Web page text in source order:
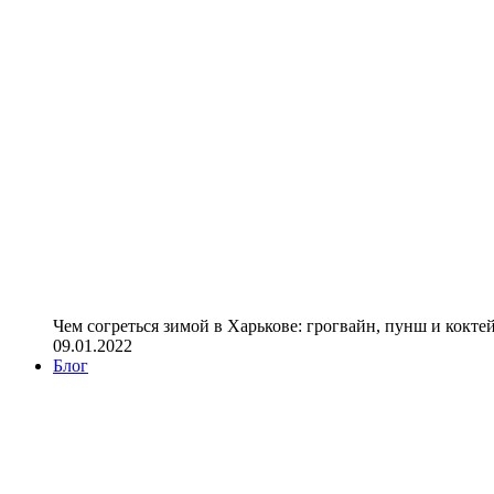
Чем согреться зимой в Харькове: грогвайн, пунш и
09.01.2022
Блог